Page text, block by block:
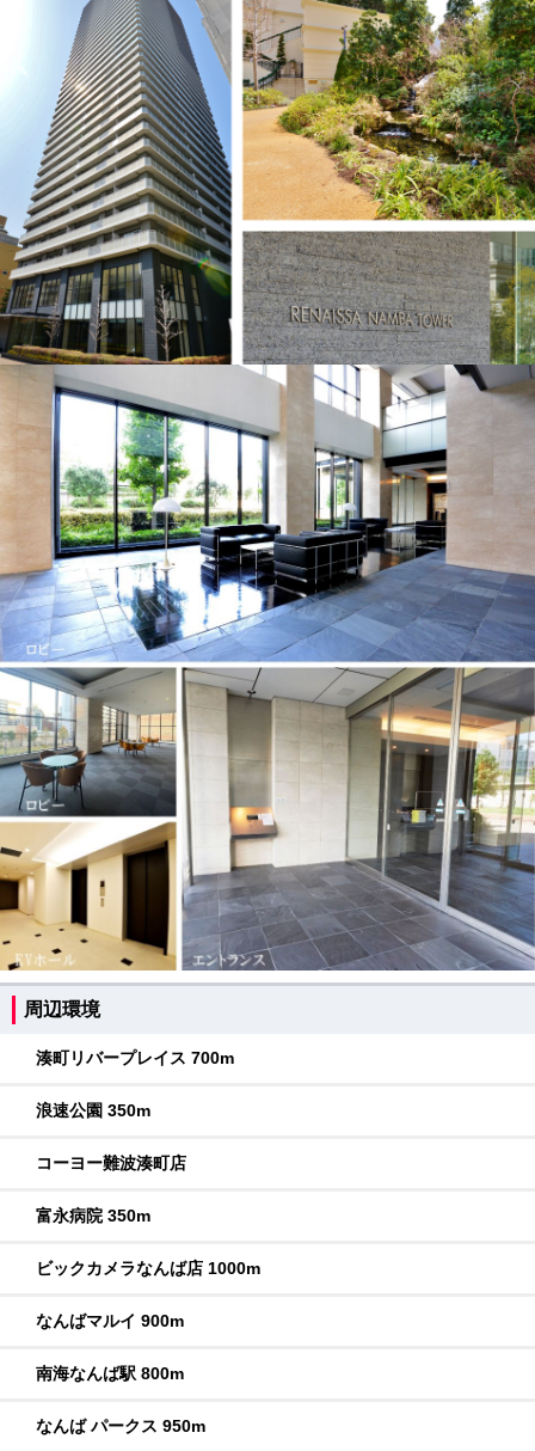
周辺環境
湊町リバープレイス 700m
浪速公園 350m
コーヨー難波湊町店
富永病院 350m
ビックカメラなんば店 1000m
なんばマルイ 900m
南海なんば駅 800m
なんば パークス 950m